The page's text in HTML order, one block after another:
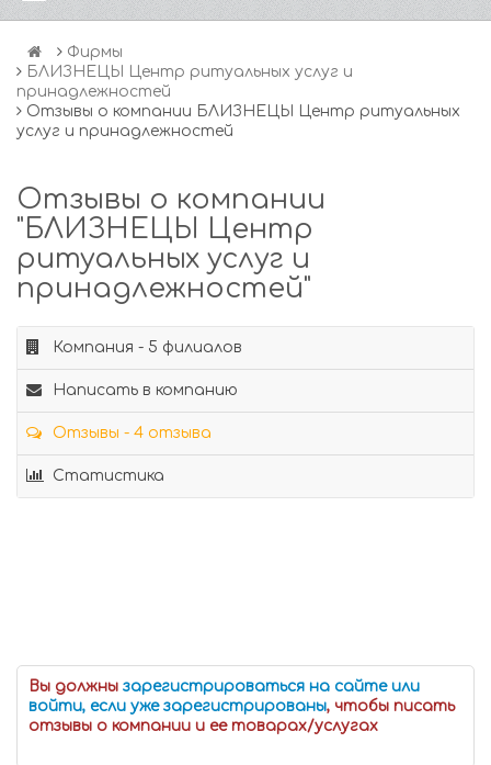
Фирмы
БЛИЗНЕЦЫ Центр ритуальных услуг и
принадлежностей
Отзывы о компании БЛИЗНЕЦЫ Центр ритуальных
услуг и принадлежностей
Отзывы о компании
"БЛИЗНЕЦЫ Центр
ритуальных услуг и
принадлежностей"
Компания - 5 филиалов
Написать в компанию
Отзывы - 4 отзыва
Статистика
Вы должны зарегистрироваться на сайте или
войти, если уже зарегистрированы, чтобы писать
отзывы о компании и ее товарах/услугах